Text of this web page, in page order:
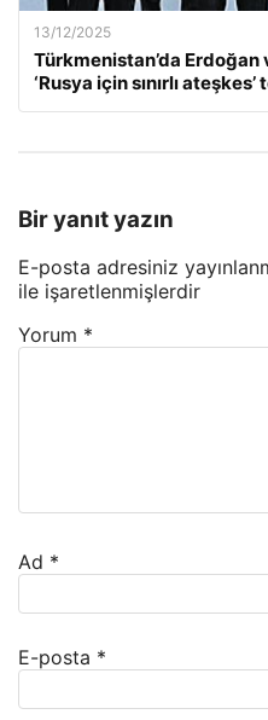
13/12/2025
Türkmenistan’da Erdoğan
‘Rusya için sınırlı
Bir yanıt yazın
E-posta adresiniz
ile işaretlenmişlerdir
Yorum *
Ad *
E-posta *